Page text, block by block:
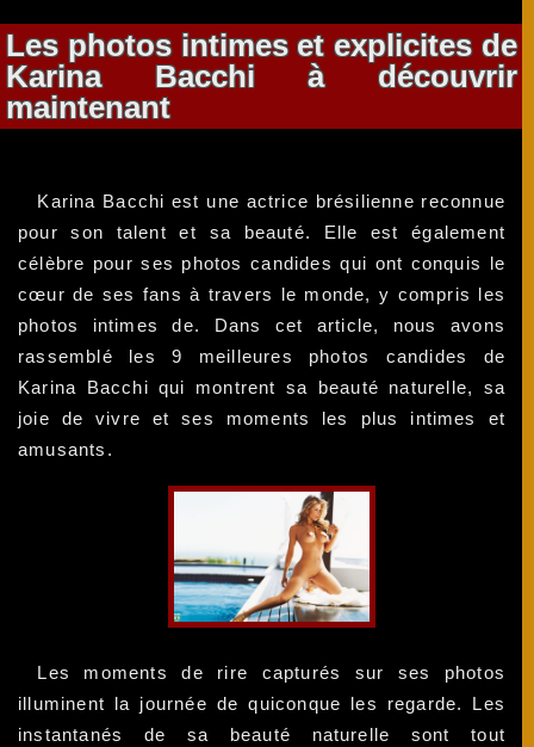
Les photos intimes et explicites de
Karina Bacchi à découvrir
maintenant
Karina Bacchi est une actrice brésilienne reconnue
pour son talent et sa beauté. Elle est également
célèbre pour ses photos candides qui ont conquis le
cœur de ses fans à travers le monde, y compris les
photos intimes de. Dans cet article, nous avons
rassemblé les 9 meilleures photos candides de
Karina Bacchi qui montrent sa beauté naturelle, sa
joie de vivre et ses moments les plus intimes et
amusants.
Les moments de rire capturés sur ses photos
illuminent la journée de quiconque les regarde. Les
instantanés de sa beauté naturelle sont tout